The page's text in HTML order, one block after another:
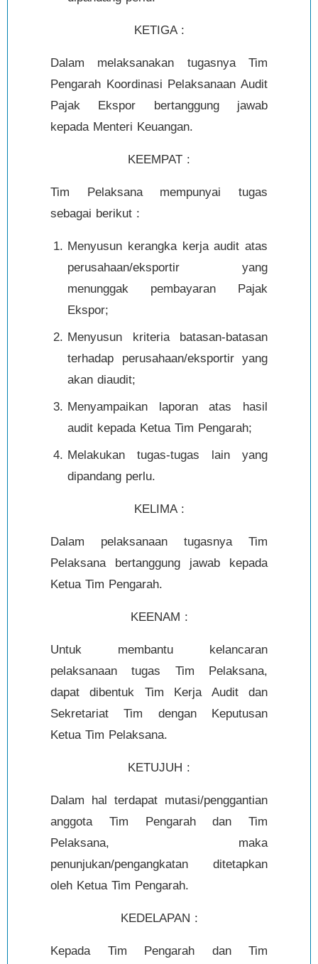
KETIGA :
Dalam melaksanakan tugasnya Tim
Pengarah Koordinasi Pelaksanaan Audit
Pajak Ekspor bertanggung jawab
kepada Menteri Keuangan.
KEEMPAT :
Tim Pelaksana mempunyai tugas
sebagai berikut :
Menyusun kerangka kerja audit atas
perusahaan/eksportir yang
menunggak pembayaran Pajak
Ekspor;
Menyusun kriteria batasan-batasan
terhadap perusahaan/eksportir yang
akan diaudit;
Menyampaikan laporan atas hasil
audit kepada Ketua Tim Pengarah;
Melakukan tugas-tugas lain yang
dipandang perlu.
KELIMA :
Dalam pelaksanaan tugasnya Tim
Pelaksana bertanggung jawab kepada
Ketua Tim Pengarah.
KEENAM :
Untuk membantu kelancaran
pelaksanaan tugas Tim Pelaksana,
dapat dibentuk Tim Kerja Audit dan
Sekretariat Tim dengan Keputusan
Ketua Tim Pelaksana.
KETUJUH :
Dalam hal terdapat mutasi/penggantian
anggota Tim Pengarah dan Tim
Pelaksana, maka
penunjukan/pengangkatan ditetapkan
oleh Ketua Tim Pengarah.
KEDELAPAN :
Kepada Tim Pengarah dan Tim